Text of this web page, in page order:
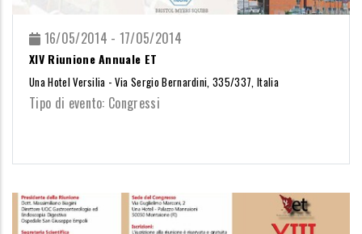
16/05/2014 - 17/05/2014
XIV Riunione Annuale ET
Una Hotel Versilia - Via Sergio Bernardini, 335/337, Italia
Tipo di evento: Congressi